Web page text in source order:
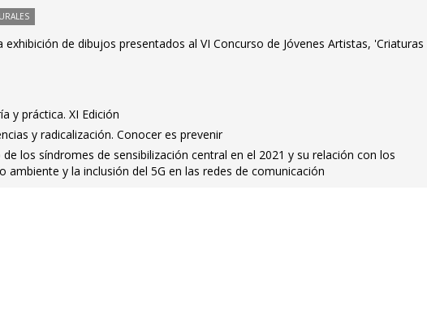
exhibición de dibujos presentados al VI Concurso de Jóvenes Artistas, 'Criaturas
y práctica. XI Edición
y radicalización. Conocer es prevenir
de los síndromes de sensibilización central en el 2021 y su relación con los
ambiente y la inclusión del 5G en las redes de comunicación